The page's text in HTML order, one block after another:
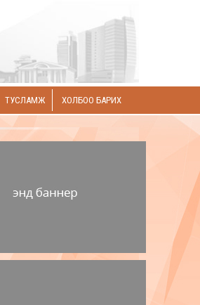
ТУСЛАМЖ ХОЛБОО БАРИХ